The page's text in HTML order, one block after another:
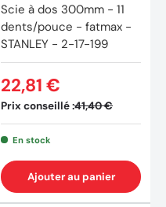
Scie à dos 300mm - 11
dents/pouce - fatmax -
STANLEY - 2-17-199
Prix conseillé :41,40 €
22,81 €
En stock
Ajouter au panier